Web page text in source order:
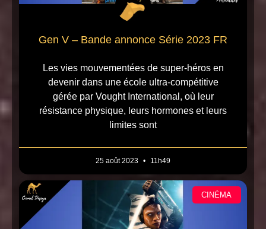
Gen V – Bande annonce Série 2023 FR
Les vies mouvementées de super-héros en
devenir dans une école ultra-compétitive
gérée par Vought International, où leur
résistance physique, leurs hormones et leurs
limites sont
25 août 2023 11h49
CINÉMA